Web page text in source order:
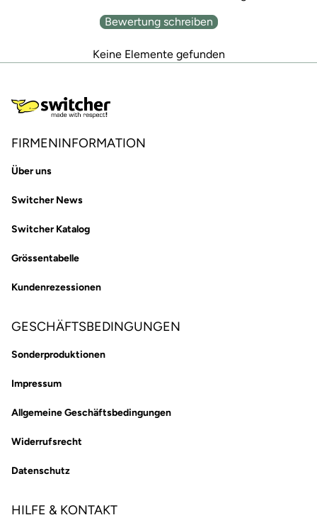
Bewertung schreiben
Keine Elemente gefunden
FIRMENINFORMATION
Über uns
Switcher News
Switcher Katalog
Grössentabelle
Kundenrezessionen
GESCHÄFTSBEDINGUNGEN
Sonderproduktionen
Impressum
Allgemeine Geschäftsbedingungen
Widerrufsrecht
Datenschutz
HILFE & KONTAKT